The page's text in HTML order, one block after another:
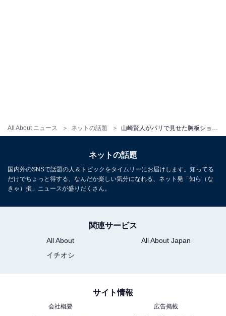
All About ニュース ネットの話題
ネットの話題
国内外のSNSで話題の人＆トピックをタイムリーにお届けします。知ってる
だけでちょっと得する、なんだか楽しい気分になれる、ネット発「知ら（な
きゃ）損」ニュースが盛りだくさん。
関連サービス
All About
All About Japan
イチオシ
サイト情報
会社概要
広告掲載